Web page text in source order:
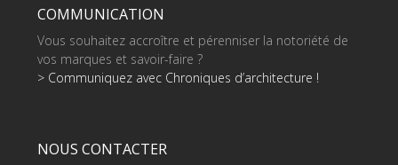
COMMUNICATION
Vous souhaitez accroître et pérenniser la notoriété de
vos marques et savoir-faire ?
> Communiquez avec Chroniques d’architecture !
NOUS CONTACTER